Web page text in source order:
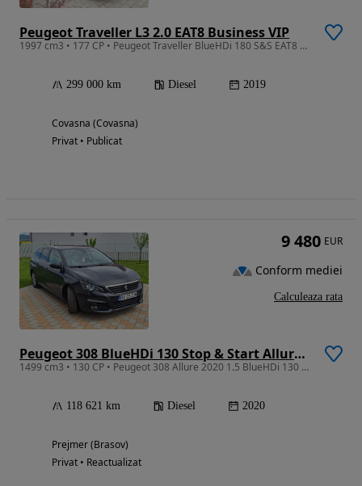
Peugeot Traveller L3 2.0 EAT8 Business VIP
1997 cm3 • 177 CP • Peugeot Traveller BlueHDi 180 S&S EAT8 Business L3 cu WEBASTO original
299 000 km Diesel 2019
Covasna (Covasna)
Privat • Publicat
Peugeot 308 BlueHDi 130 Stop & Start Allure Business-Paket
1499 cm3 • 130 CP • Peugeot 308 Allure 2020 1.5 BlueHDi 130 CP Garanție Inmatriculat
118 621 km Diesel 2020
Prejmer (Brasov)
Privat • Reactualizat
9 480 EUR
Conform mediei
Calculeaza rata